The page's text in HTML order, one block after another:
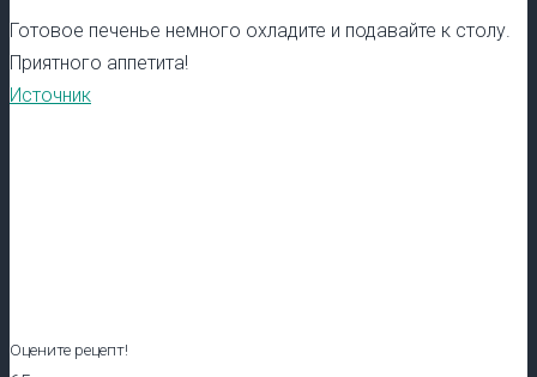
Готовое печенье немного охладите и подавайте к столу.
Приятного аппетита!
Источник
Оцените рецепт!